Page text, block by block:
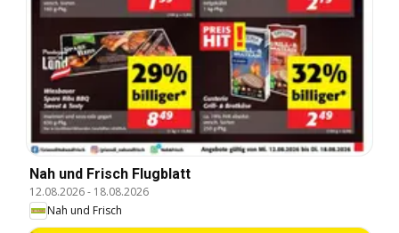
Nah und Frisch Flugblatt
12.08.2026- 18.08.2026
Nah und Frisch